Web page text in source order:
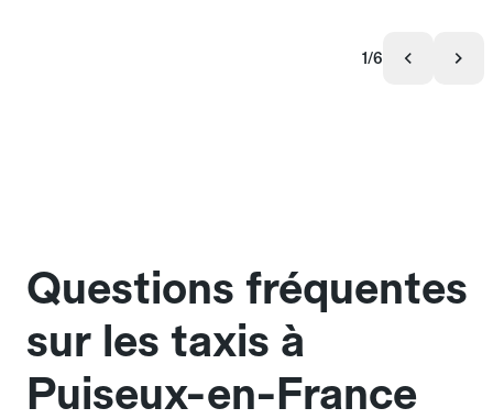
1/6
Questions fréquentes
sur les taxis à
Puiseux-en-France